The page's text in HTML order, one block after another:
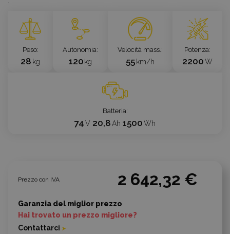
`
Peso
28 kg
Autonomia
120 kg
Velocità mass.
55 km/h
Potenza
2200W
Batteria
74V 20,8Ah 1500Wh
Prezzo con IVA 2 642,32 €
Garanzia del miglior prezzo
Hai trovato un prezzo migliore?
Contattarci